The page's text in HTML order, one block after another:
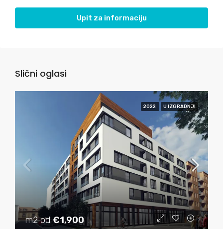
Upit za informaciju
Slični oglasi
2022 U IZGRADNJI
m2 od€1,900